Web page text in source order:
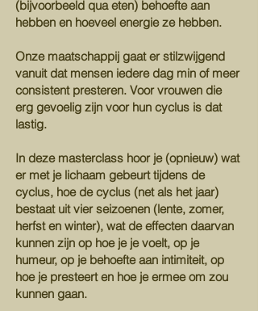
(bijvoorbeeld qua eten) behoefte aan
hebben en hoeveel energie ze hebben.
Onze maatschappij gaat er stilzwijgend
vanuit dat mensen iedere dag min of meer
consistent presteren. Voor vrouwen die
erg gevoelig zijn voor hun cyclus is dat
lastig.
In deze masterclass hoor je (opnieuw) wat
er met je lichaam gebeurt tijdens de
cyclus, hoe de cyclus (net als het jaar)
bestaat uit vier seizoenen (lente, zomer,
herfst en winter), wat de effecten daarvan
kunnen zijn op hoe je je voelt, op je
humeur, op je behoefte aan intimiteit, op
hoe je presteert en hoe je ermee om zou
kunnen gaan.